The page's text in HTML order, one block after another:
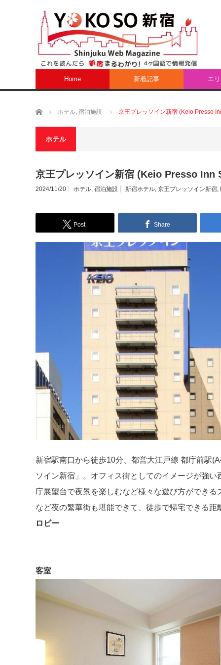
Home 新着記事 エ
ホーム ホテル, 宿泊施設 京王プレッソイン新宿 (Keio Presso
ホテル
京王プレッソイン新宿 (Keio Presso Inn
2024/11/20 ホテル, 宿泊施設 新宿ホテル, 京王プレッソイン新宿,
Post Share
新宿駅南口から徒歩10分、都営大江戸線 都庁前駅
ソイン新宿」。オフィス街としてのイメージが強
庁展望台で夜景を楽しむなど様々な遊び方ができ
など夜の繁華街も堪能できて、徒歩で帰宅できる距
ロビー
客室